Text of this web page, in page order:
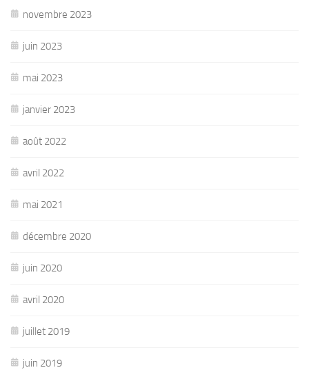
novembre 2023
juin 2023
mai 2023
janvier 2023
août 2022
avril 2022
mai 2021
décembre 2020
juin 2020
avril 2020
juillet 2019
juin 2019